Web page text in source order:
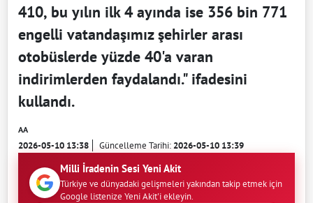
410, bu yılın ilk 4 ayında ise 356 bin 771
engelli vatandaşımız şehirler arası
otobüslerde yüzde 40'a varan
indirimlerden faydalandı." ifadesini
kullandı.
AA
2026-05-10 13:38 Güncelleme Tarihi:2026-05-10 13:39
Milli İradenin Sesi Yeni Akit
Türkiye ve dünyadaki gelişmeleri yakından takip etmek için
Google listenize Yeni Akit'i ekleyin.